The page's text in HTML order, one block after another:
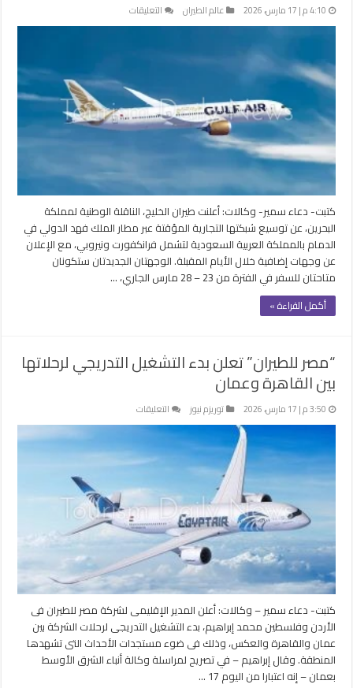
4:10 م | 17 مارس، 2026 عالم الطيران التعليقات
“طيران
رحلاتها
عبر
الدمام
لتشمل
فرانكفورت
ونيروبي
مغلقة
كتبت- دعاء سمير- وكالات: أعلنت طيران الخليج، الناقلة الوطنية لمملكة
البحرين، عن توسيع شبكتها التجارية المؤقتة عبر مطار الملك فهد الدولي في
الدمام بالمملكة العربية السعودية لتشمل فرانكفورت ونيروبي، مع الإعلان
عن وجهات إضافية خلال الأيام المقبلة. الوجهتان الجديدتان ستكونان
متاحتان للسفر في الفترة من 23 – 28 مارس الجاري، …
أكمل القراءة »
“مصر للطيران” تعلن بدء التشغيل التدريجي لرحلاتها
بين القاهرة وعمان
3:50 م | 17 مارس، 2026 توريزم نيوز التعليقات
“مصر
تعلن
التشغيل
التدريجي
لرحلاتها
بين
وعمان
مغلقة
كتبت- دعاء سمير – وكالات: أعلن المدير الإقليمى لشركة مصر للطيران فى
الأردن وفلسطين محمد إبراهيم، بدء التشغيل التدريجى لرحلات الشركة بين
عمان والقاهرة والعكس، وذلك فى ضوء مستجدات الأحداث التى تشهدها
المنطقة. وقال إبراهيم – في تصريح لمراسلة وكالة أنباء الشرق الأوسط
بعمان – إنه اعتبارا من اليوم 17 …